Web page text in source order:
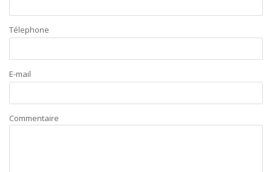
Télephone
E-mail
Commentaire